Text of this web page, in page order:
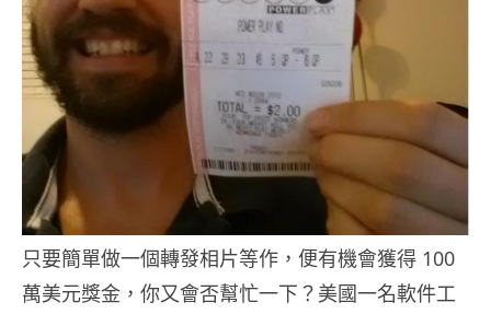
只要簡單做一個轉發相片等作，便有機會獲得 100
萬美元獎金，你又會否幫忙一下？美國一名軟件工